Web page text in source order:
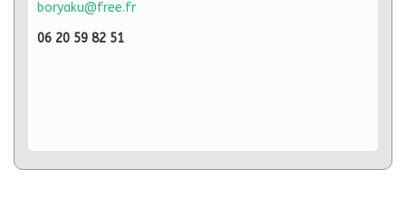
boryaku@free.fr
06 20 59 82 51